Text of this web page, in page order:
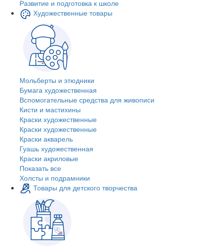
Развитие и подготовка к школе
Художественные товары
Мольберты и этюдники
Бумага художественная
Вспомогательные средства для живописи
Кисти и мастихины
Краски художественные
Краски художественные
Краски акварель
Гуашь художественная
Краски акриловые
Показать все
Холсты и подрамники
Товары для детского творчества